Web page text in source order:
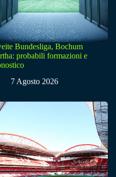
Bundesliga, Bochum
probabili formazioni e
7 Agosto 2026